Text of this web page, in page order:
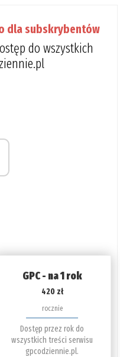
dla subskrybentów
do wszystkich
GPC - na 1 rok
420 zł
rocznie
Dostęp przez rok do
wszystkich treści serwisu
gpcodziennie.pl.